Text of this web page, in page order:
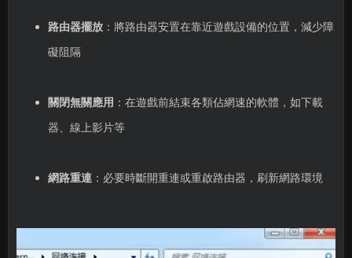
路由器擺放：將路由器安置在靠近遊戲設備的位置，減少障
礙阻隔
關閉無關應用 ：在遊戲前結束各類佔網速的軟體，如下載
器、線上影片等
網路重連：必要時斷開重連或重啟路由器，刷新網路環境